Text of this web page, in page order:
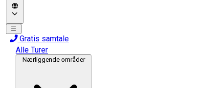
☰
Gratis samtale
Alle Turer
Nærliggende områder